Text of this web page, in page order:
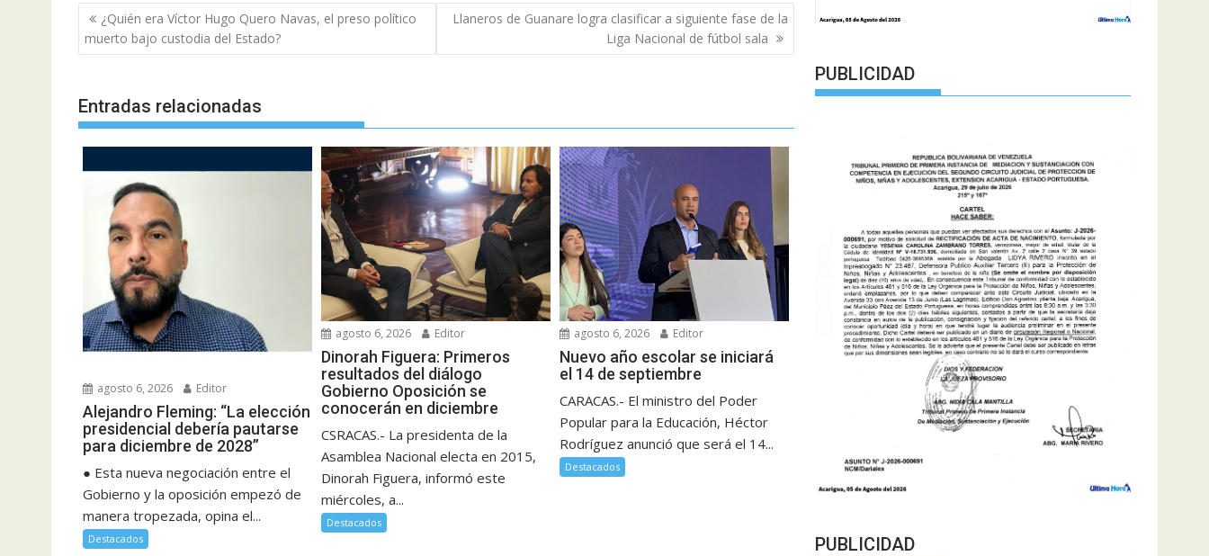
Navegación
de
entradas
¿Quién era Víctor Hugo Quero Navas, el preso político
muerto bajo custodia del Estado?
Llaneros de Guanare logra clasificar a siguiente fase de la
Liga Nacional de fútbol sala
Entradas relacionadas
agosto 6, 2026 Editor
Alejandro Fleming: “La elección
presidencial debería pautarse
para diciembre de 2028”
● Esta nueva negociación entre el
Gobierno y la oposición empezó de
manera tropezada, opina el...
Destacados
agosto 6, 2026 Editor
Dinorah Figuera: Primeros
resultados del diálogo
Gobierno Oposición se
conocerán en diciembre
CSRACAS.- La presidenta de la
Asamblea Nacional electa en 2015,
Dinorah Figuera, informó este
miércoles, a...
Destacados
agosto 6, 2026 Editor
Nuevo año escolar se iniciará
el 14 de septiembre
CARACAS.- El ministro del Poder
Popular para la Educación, Héctor
Rodríguez anunció que será el 14...
Destacados
PUBLICIDAD
PUBLICIDAD